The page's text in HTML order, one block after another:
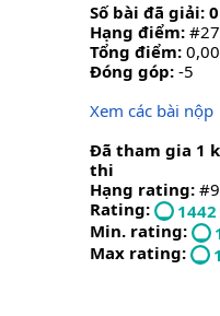
Số bài đã giải: 0
Hạng điểm:
Tổng điểm: 0,00
Đóng góp: -5
Xem các bài nộp
Đã tham gia 1
thi
Hạng rating:
Rating:
1442
Min. rating:
Max rating: